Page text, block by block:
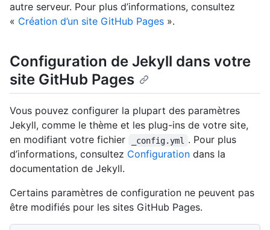
autre serveur. Pour plus d’informations, consultez
« Création d’un site GitHub Pages ».
Configuration de Jekyll dans votre
site GitHub Pages
Vous pouvez configurer la plupart des paramètres
Jekyll, comme le thème et les plug-ins de votre site,
en modifiant votre fichier
_config.yml
. Pour plus
d’informations, consultez Configuration dans la
documentation de Jekyll.
Certains paramètres de configuration ne peuvent pas
être modifiés pour les sites GitHub Pages.